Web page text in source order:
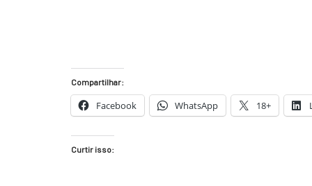
Compartilhar:
Facebook WhatsApp 18+
Curtir isso: